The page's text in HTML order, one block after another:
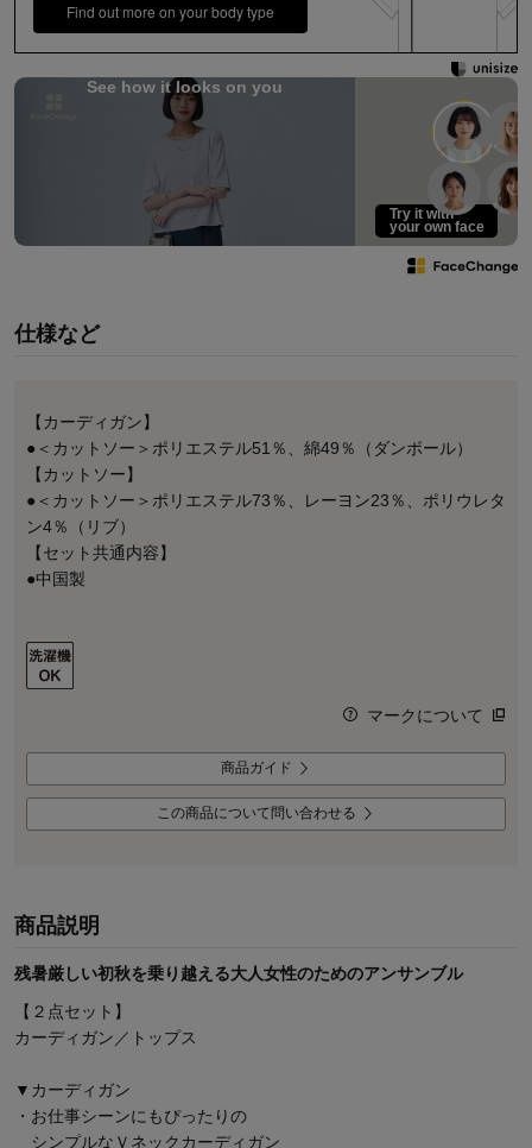
Find out more on your body type
See how it looks on you
Try it with
your own face
仕様など
【カーディガン】
●＜カットソー＞ポリエステル51％、綿49％（ダンボール）
【カットソー】
●＜カットソー＞ポリエステル73％、レーヨン23％、ポリウレタ
ン4％（リブ）
【セット共通内容】
●中国製
マークについて
商品ガイド
この商品について問い合わせる
商品説明
残暑厳しい初秋を乗り越える大人女性のためのアンサンブル
【２点セット】
カーディガン／トップス
▼カーディガン
・お仕事シーンにもぴったりの
シンプルなＶネックカーディガン